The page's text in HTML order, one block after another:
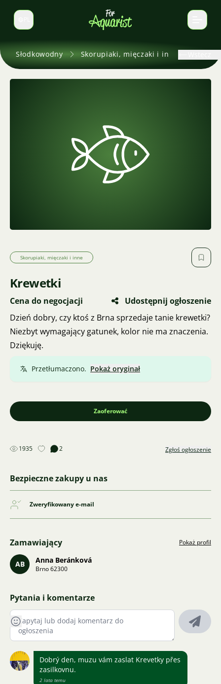
Zmień język
Słodkowodny Skorupiaki, mięczaki i inne
Skorupiaki, mięczaki i inne
Krewetki
Cena do negocjacji
Udostępnij ogłoszenie
Dzień dobry, czy ktoś z Brna sprzedaje tanie krewetki?
Niezbyt wymagający gatunek, kolor nie ma znaczenia.
Dziękuję.
Przetłumaczono. Pokaż oryginał
Zaoferować
1935 2 Zgłoś ogłoszenie
Bezpieczne zakupy u nas
Zweryfikowany e-mail
Zamawiający Pokaż profil
AB Anna Beránková
Brno 62300
Pytania i komentarze
Dobrý den, muzu vám zaslat Krevetky přes
zasilkovnu.
2 lata temu